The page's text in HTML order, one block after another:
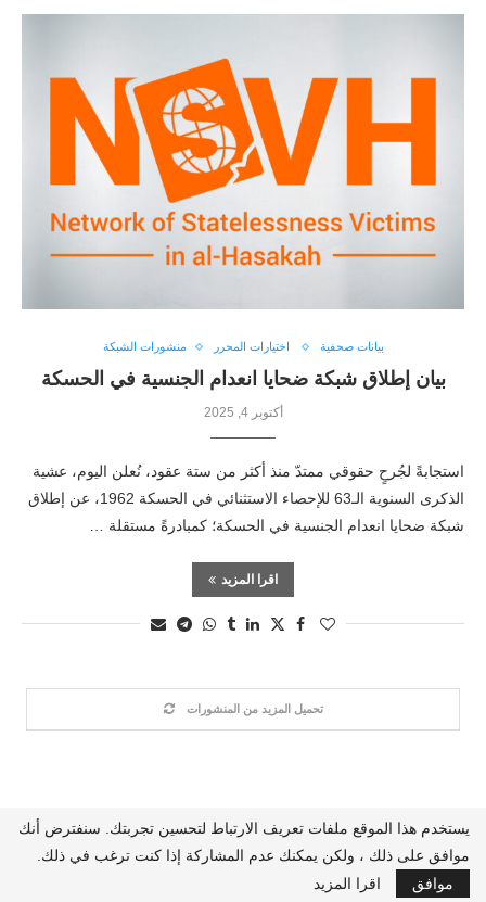
بيانات صحفية اختيارات المحرر منشورات الشبكة
بيان إطلاق شبكة ضحايا انعدام الجنسية في الحسكة
أكتوبر 4, 2025
استجابةً لجُرحٍ حقوقي ممتدّ منذ أكثر من ستة عقود، نُعلن اليوم، عشية
الذكرى السنوية الـ63 للإحصاء الاستثنائي في الحسكة 1962، عن إطلاق
شبكة ضحايا انعدام الجنسية في الحسكة؛ كمبادرةً مستقلة …
اقرا المزيد
تحميل المزيد من المنشورات
من نحن ماذا نفعل؟ اتصل بنا
اشترك بقائمتنا البريدية
@2024 - تــــآزر. جميع الحقوق محفوظة.
يستخدم هذا الموقع ملفات تعريف الارتباط لتحسين تجربتك. سنفترض أنك
موافق على ذلك ، ولكن يمكنك عدم المشاركة إذا كنت ترغب في ذلك.
موافق
اقرا المزيد